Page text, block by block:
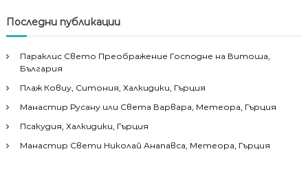
Последни публикации
Параклис Свето Преображение Господне на Витоша,
България
Плаж Ковиу, Ситония, Халкидики, Гърция
Манастир Русану или Света Варвара, Метеора, Гърция
Псакудия, Халкидики, Гърция
Манастир Свети Николай Анапавса, Метеора, Гърция